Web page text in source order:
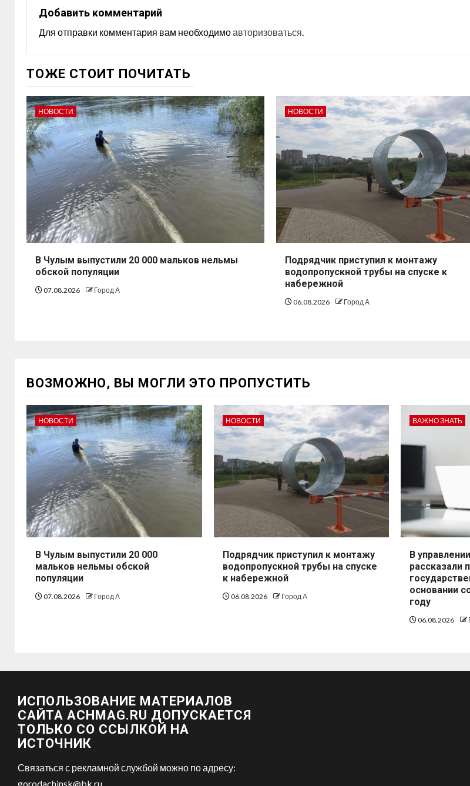
Добавить комментарий
Для отправки комментария вам необходимоавторизоваться.
ТОЖЕ СТОИТ ПОЧИТАТЬ
НОВОСТИ
В Чулым выпустили 20 000 мальков нельмы
обской популяции
07.08.2026 Город А
НОВОСТИ
Подрядчик приступил к монтажу
водопропускной трубы на спуске к
набережной
06.08.2026 Город А
ВОЗМОЖНО, ВЫ МОГЛИ ЭТО ПРОПУСТИТЬ
НОВОСТИ
В Чулым выпустили 20 000
мальков нельмы обской
популяции
07.08.2026 Город А
НОВОСТИ
Подрядчик приступил к монтажу
водопропускной трубы на спуске
к набережной
06.08.2026 Город А
ВАЖНО ЗНАТЬ
В
рассказали
основании
году
06.08.2026
ИСПОЛЬЗОВАНИЕ МАТЕРИАЛОВ
САЙТА ACHMAG.RU ДОПУСКАЕТСЯ
ТОЛЬКО СО ССЫЛКОЙ НА
ИСТОЧНИК
Связаться с рекламной службой можно по адресу:
gorodachinsk@bk.ru